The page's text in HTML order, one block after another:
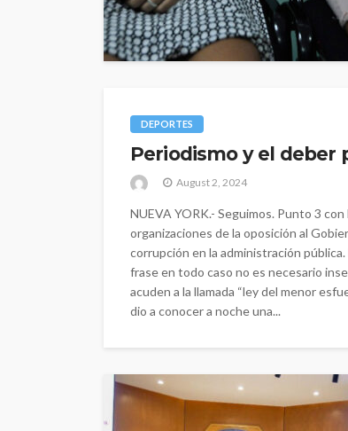
DEPORTES
Periodismo y el deber
August 2, 2024
NUEVA YORK.- Seguimos. Punto 3
organizaciones de la oposición al
corrupción en la administración
frase en todo caso no es necesario
acuden a la llamada “ley del menor
dio a conocer a noche una...